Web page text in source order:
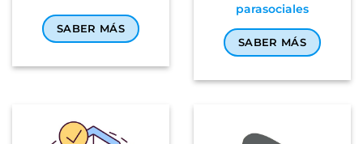
SABER MÁS
parasociales
SABER MÁS